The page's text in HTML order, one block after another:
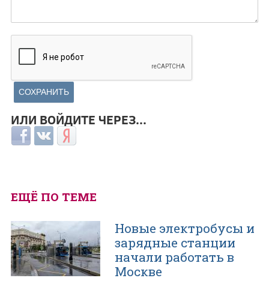
ИЛИ ВОЙДИТЕ ЧЕРЕЗ...
Login with Facebook
Login with ВКонтакте
Login with Яндекс
ЕЩЁ ПО ТЕМЕ
Новые электробусы и
зарядные станции
начали работать в
Москве